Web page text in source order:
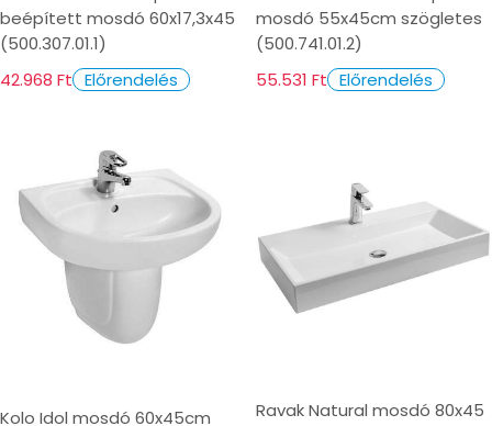
beépített mosdó 60x17,3x45
(500.307.01.1)
42.968 Ft Előrendelés
mosdó 55x45cm szögletes
(500.741.01.2)
55.531 Ft Előrendelés
Kolo Idol mosdó 60x45cm
Ravak Natural mosdó 80x45